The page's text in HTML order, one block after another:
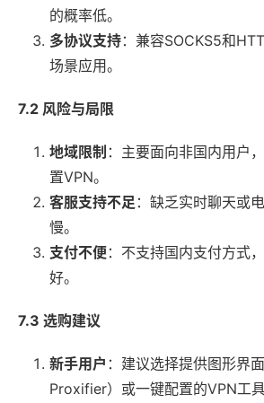
的概率低。
多协议支持：兼容SOCKS5和
场景应用。
7.2 风险与局限
地域限制 ：主要面向非国内用户
置VPN。
客服支持不足 ：缺乏实时聊天或
慢。
支付不便：不支持国内支付方式
好。
7.3 选购建议
新手用户 ：建议选择提供图形界
Proxifier）或一键配置的VPN工具